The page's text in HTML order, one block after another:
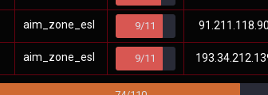
aim_zone_esl 9/11
aim_zone_esl 9/11